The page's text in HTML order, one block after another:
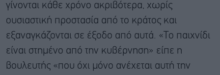
γίνονται κάθε χρόνο ακριβότερα, χωρίς
ουσιαστική προστασία από το κράτος και
εξαναγκάζονται σε έξοδο από αυτά. «Το παιχνίδι
είναι στημένο από την κυβέρνηση» είπε η
βουλευτής «που όχι μόνο ανέχεται αυτή την